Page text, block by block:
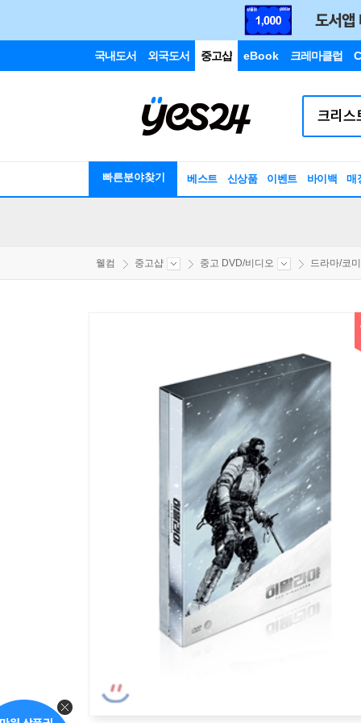
국내도서 외국도서 중고샵 eBook 크레마클럽
빠른분야찾기 베스트 신상품 이벤트 바이백 매
웰컴 중고샵 중고 DVD/비디오 드라마/코